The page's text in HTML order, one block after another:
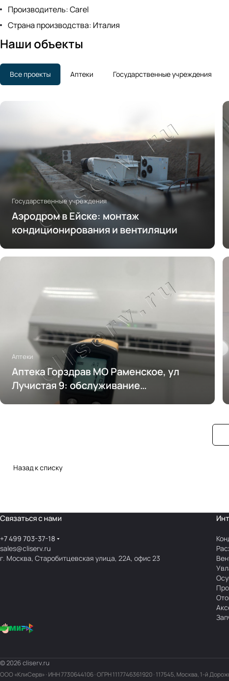
Производитель: Carel
Страна производства: Италия
Наши объекты
Все проекты Аптеки Государственные учреждения
Государственные учреждения
Аэродром в Ейске: монтаж
кондиционирования и вентиляции
Аптеки
Аптека Горздрав МО Раменское, ул
Лучистая 9: обслуживание
кондиционирования
Назад к списку
Связаться с нами
+7 499 703-37-18
sales@cliserv.ru
г. Москва, Старобитцевская улица, 22А, офис 23
© 2026 cliserv.ru
ООО «КлиСерв» · ИНН7730644106· ОГРН 1117746361920 · 117545, Москва, 1-й